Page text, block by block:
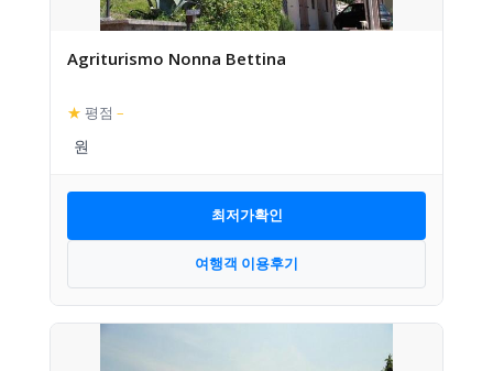
Agriturismo Nonna Bettina
★ 평점 –
최저가확인
여행객 이용후기